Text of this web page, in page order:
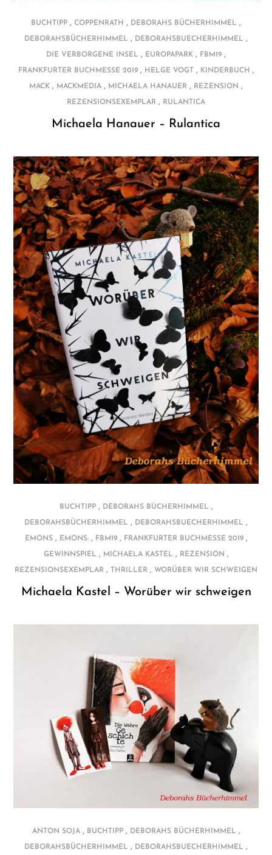
BUCHTIPP , COPPENRATH , DEBORAHS BÜCHERHIMMEL ,
DEBORAHSBÜCHERHIMMEL , DEBORAHSBUECHERHIMMEL ,
DIE VERBORGENE INSEL , EUROPAPARK , FBM19 ,
FRANKFURTER BUCHMESSE 2019, HELGE VOGT, KINDERBUCH ,
MACK , MACKMEDIA , MICHAELA HANAUER , REZENSION ,
REZENSIONSEXEMPLAR , RULANTICA
Michaela Hanauer – Rulantica
BUCHTIPP, DEBORAHS BÜCHERHIMMEL ,
DEBORAHSBÜCHERHIMMEL , DEBORAHSBUECHERHIMMEL ,
EMONS, EMONS:, FBM19, FRANKFURTER BUCHMESSE 2019,
GEWINNSPIEL , MICHAELA KASTEL , REZENSION ,
REZENSIONSEXEMPLAR , THRILLER , WORÜBER WIR SCHWEIGEN
Michaela Kastel – Worüber wir schweigen
ANTON SOJA, BUCHTIPP, DEBORAHS BÜCHERHIMMEL ,
DEBORAHSBÜCHERHIMMEL , DEBORAHSBUECHERHIMMEL ,